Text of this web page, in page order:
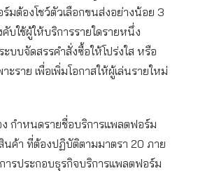
มต้องโชว์ตัวเลือกขนส่งอย่างน้อย 3
บใช้ผู้ให้บริการรายใดรายหนึ่ง
บบจัดสรรคำสั่งซื้อให้โปร่งใส หรือ
ะราย เพื่อเพิ่มโอกาสให้ผู้เล่นรายใหม่
ง กำหนดรายชื่อบริการแพลตฟอร์ม
นค้า ที่ต้องปฏิบัติตามมาตรา 20 ภาย
ารประกอบธุรกิจบริการแพลตฟอร์ม